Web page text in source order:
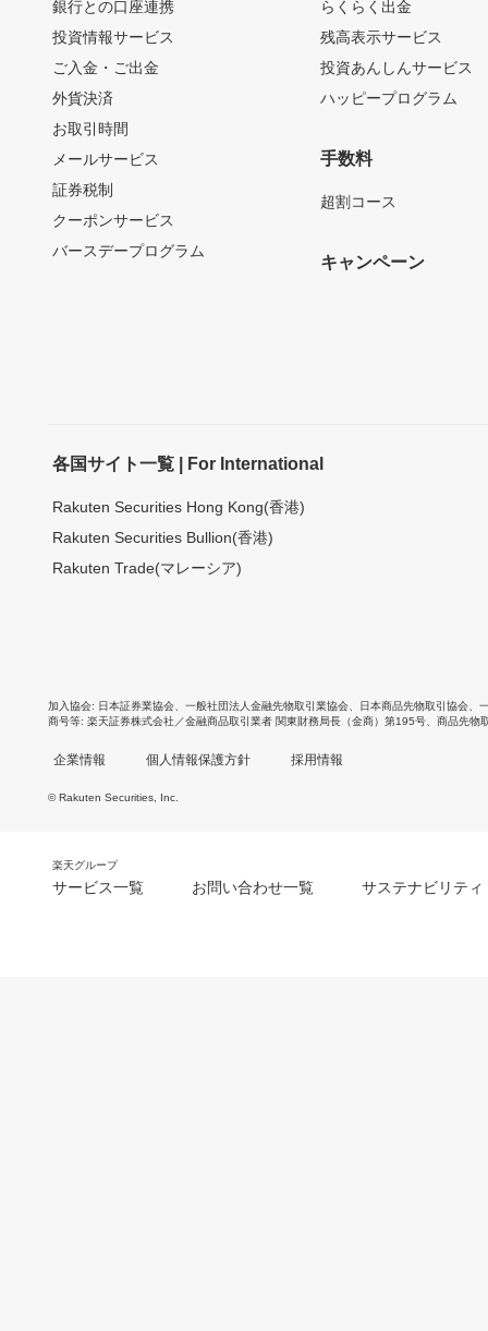
銀行との口座連携
投資情報サービス
ご入金・ご出金
外貨決済
お取引時間
メールサービス
証券税制
クーポンサービス
バースデープログラム
らくらく出金
残高表示サービス
投資あんしんサービス
ハッピープログラム
手数料
超割コース
キャンペーン
各国サイト一覧 | For International
Rakuten Securities Hong Kong(香港)
Rakuten Securities Bullion(香港)
Rakuten Trade(マレーシア)
加入協会 日本証券業協会 一般社団法人金融先物取引業協会 日本商品先物取引協会
商号等 楽天証券株式会社／金融商品取引業者 関東財務局長（金商）第195号、商品先物
企業情報 個人情報保護方針 採用情報
© Rakuten Securities, Inc.
楽天グループ
サービス一覧 お問い合わせ一覧 サステナビリティ